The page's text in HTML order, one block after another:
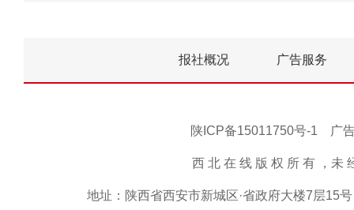
报社概况 广告服务
陕ICP备15011750号-1 广
西 北 在 线 版 权 所 有 ，未
地址：陕西省西安市新城区·省政府大楼7层